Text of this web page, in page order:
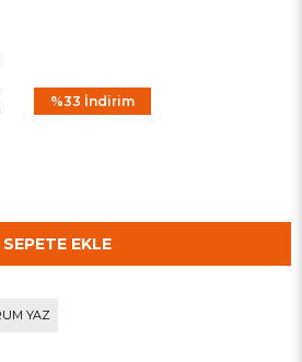
%33 İndirim
YAZ